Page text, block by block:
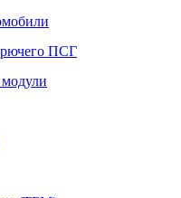
ПСГ